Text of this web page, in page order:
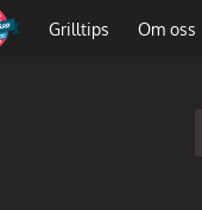
Grilltips Om oss